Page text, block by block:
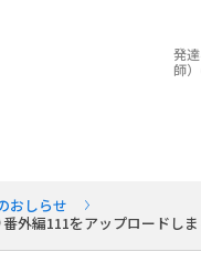
発
師
おしらせ
外編111をアップロードしま